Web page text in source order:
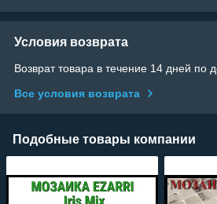
Условия возврата
Возврат товара в течение 14 дней по
Все условия возврата
Подобные товары компании